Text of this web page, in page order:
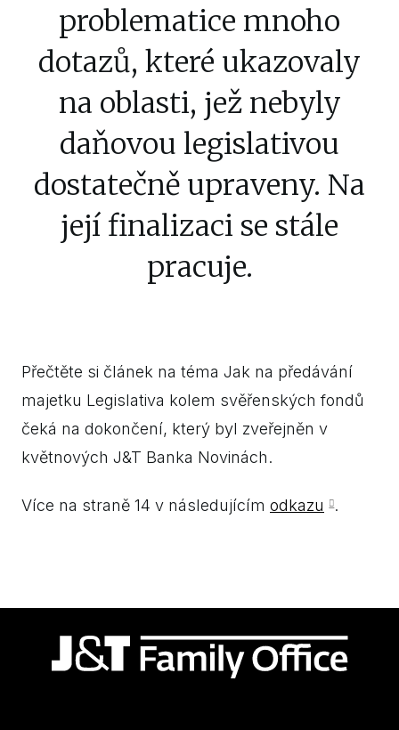
problematice mnoho
dotazů, které ukazovaly
na oblasti, jež nebyly
daňovou legislativou
dostatečně upraveny. Na
její finalizaci se stále
pracuje.
Přečtěte si článek na téma Jak na předávání
majetku Legislativa kolem svěřenských fondů
čeká na dokončení, který byl zveřejněn v
květnových J&T Banka Novinách.
Více na straně 14 v následujícím odkazu .